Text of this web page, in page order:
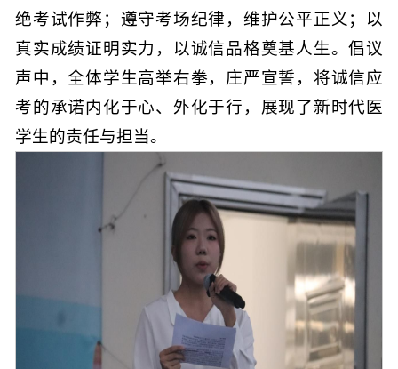
绝考试作弊；遵守考场纪律，维护公平正义；以
真实成绩证明实力，以诚信品格奠基人生。倡议
声中，全体学生高举右拳，庄严宣誓，将诚信应
考的承诺内化于心、外化于行，展现了新时代医
学生的责任与担当。